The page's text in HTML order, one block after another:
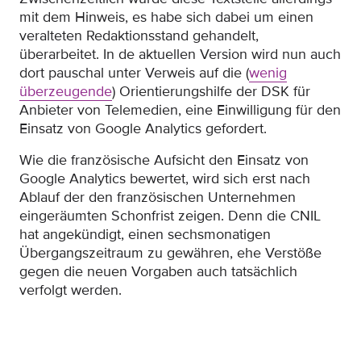
mit dem Hinweis, es habe sich dabei um einen
veralteten Redaktionsstand gehandelt,
überarbeitet. In de aktuellen Version wird nun auch
dort pauschal unter Verweis auf die (wenig
überzeugende) Orientierungshilfe der DSK für
Anbieter von Telemedien, eine Einwilligung für den
Einsatz von Google Analytics gefordert.
Wie die französische Aufsicht den Einsatz von
Google Analytics bewertet, wird sich erst nach
Ablauf der den französischen Unternehmen
eingeräumten Schonfrist zeigen. Denn die CNIL
hat angekündigt, einen sechsmonatigen
Übergangszeitraum zu gewähren, ehe Verstöße
gegen die neuen Vorgaben auch tatsächlich
verfolgt werden.